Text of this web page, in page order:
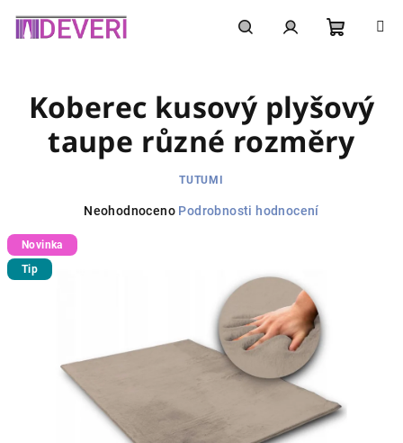
košík
Koberec kusový plyšový
taupe různé rozměry
TUTUMI
Průměrné
Neohodnoceno Podrobnosti hodnocení
Novinka
Tip